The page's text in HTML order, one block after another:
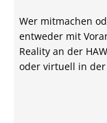
Wer mitmachen
entweder mit
Reality an der
oder virtuell in